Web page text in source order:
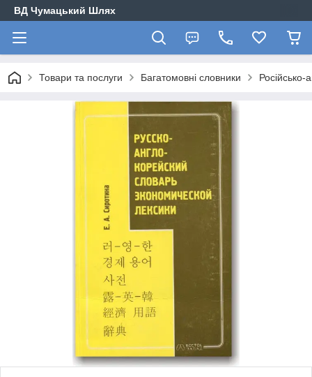
ВД Чумацький Шлях
Товари та послуги Багатомовні словники Російсько-